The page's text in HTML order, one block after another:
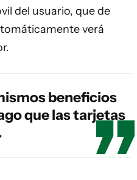
del usuario, que de
verá
beneficios
que las tarjetas